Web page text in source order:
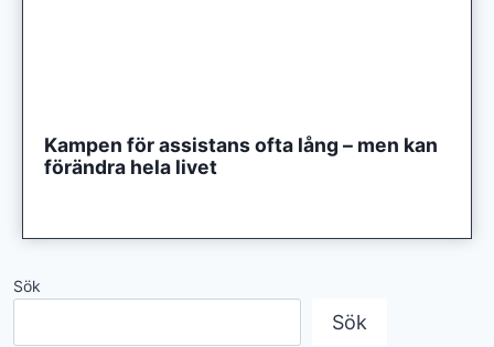
Kampen för assistans ofta lång – men kan
förändra hela livet
Sök
Sök